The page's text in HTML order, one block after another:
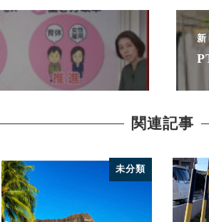
新
関連記事
未分類